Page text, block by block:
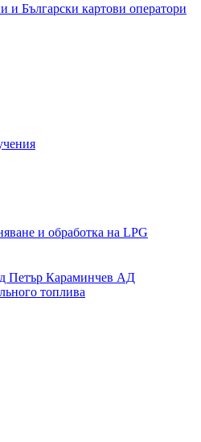
и Български картови оператори
и обработка на LPG
Петър Караминчев АД
топлива